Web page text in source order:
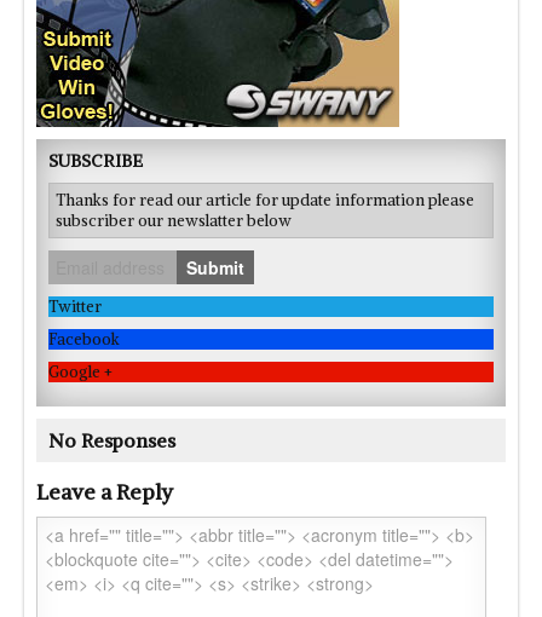
SUBSCRIBE
Thanks for read our article for update information please
subscriber our newslatter below
Submit
Twitter
Facebook
Google +
No Responses
Leave a Reply